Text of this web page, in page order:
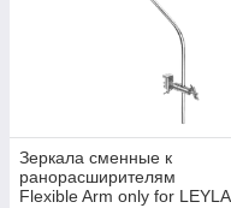
Зеркала сменные к
ранорасширителям
Flexible Arm only for LEYLA